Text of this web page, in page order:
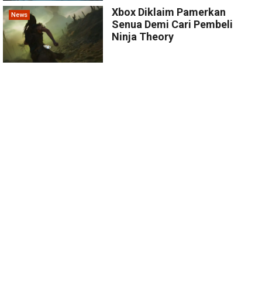
News
Xbox Diklaim Pamerkan
Senua Demi Cari Pembeli
Ninja Theory